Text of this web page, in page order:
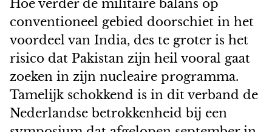
Hoe verder de militaire balans op
conventioneel gebied doorschiet in het
voordeel van India, des te groter is het
risico dat Pakistan zijn heil vooral gaat
zoeken in zijn nucleaire programma.
Tamelijk schokkend is in dit verband de
Nederlandse betrokkenheid bij een